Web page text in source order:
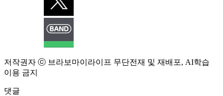
저작권자 ⓒ 브라보마이라이프 무단전재 및 재배포, AI학습
이용 금지
댓글